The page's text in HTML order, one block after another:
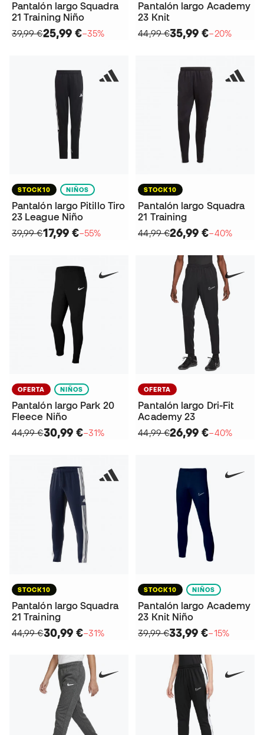
Pantalón largo Squadra
21 Training Niño
39,99 €25,99 €−35%
Pantalón largo Academy
23 Knit
44,99 €35,99 €−20%
STOCK10 NIÑOS
Pantalón largo Pitillo Tiro
23 League Niño
39,99 €17,99 €−55%
STOCK10
Pantalón largo Squadra
21 Training
44,99 €26,99 €−40%
OFERTA NIÑOS
Pantalón largo Park 20
Fleece Niño
44,99 €30,99 €−31%
OFERTA
Pantalón largo Dri-Fit
Academy 23
44,99 €26,99 €−40%
STOCK10
Pantalón largo Squadra
21 Training
44,99 €30,99 €−31%
STOCK10 NIÑOS
Pantalón largo Academy
23 Knit Niño
39,99 €33,99 €−15%